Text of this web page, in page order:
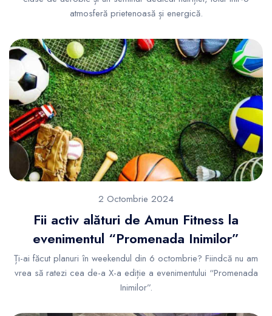
atmosferă prietenoasă și energică.
2 Octombrie 2024
Fii activ alături de Amun Fitness la
evenimentul “Promenada Inimilor”
Ți-ai făcut planuri în weekendul din 6 octombrie? Fiindcă nu am
vrea să ratezi cea de-a X-a ediție a evenimentului “Promenada
Inimilor”.